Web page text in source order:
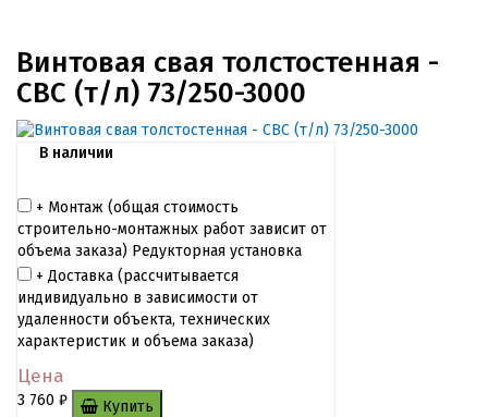
Винтовая свая толстостенная -
СВС (т/л) 73/250-3000
В наличии
+ Монтаж (общая cтоимость
строительно-монтажных работ зависит от
объема заказа) Редукторная установка
+ Доставка (рассчитывается
индивидуально в зависимости от
удаленности объекта, технических
характеристик и объема заказа)
Цена
3 760 ₽
Купить